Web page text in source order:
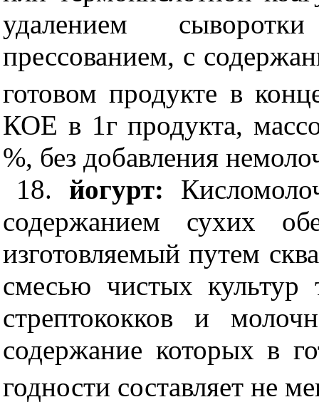
удалением
прессованием, с
готовом продукте в
КОЕ в 1г продукта,
%, без добавления
18. йогурт:
содержанием сухих
изготовляемый путем
смесью чистых культур
стрептококков и
содержание которых в
годности составляет не